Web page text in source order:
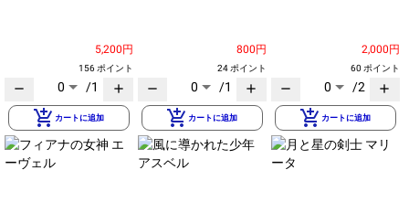
5,200円
156 ポイント
remove 0 /1 add
add_shopping_cart カートに追加
800円
24 ポイント
remove 0 /1 add
add_shopping_cart カートに追加
2,000円
60 ポイント
remove 0 /2 add
add_shopping_cart カートに追加